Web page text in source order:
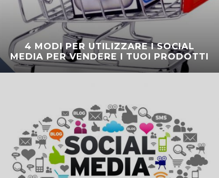
4 MODI PER UTILIZZARE I SOCIAL
MEDIA PER VENDERE I TUOI PRODOTTI